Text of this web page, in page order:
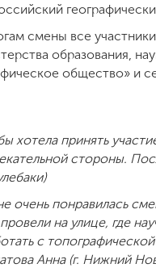
смены все
образования,
общество» и
хотела принять
стороны.
очень понравилась
на улице, где
с
Анна (г. Нижний